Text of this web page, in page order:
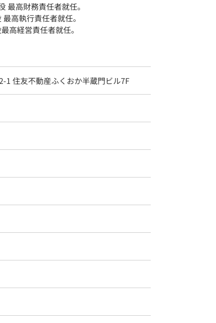
最高財務責任者就任。
高執行責任者就任。
高経営責任者就任。
1 住友不動産ふくおか半蔵門ビル7F